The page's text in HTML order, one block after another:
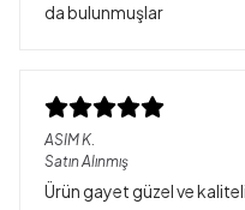
da bulunmuşlar
ASIMK.
Satın Alınmış
Ürün gayet güzel ve